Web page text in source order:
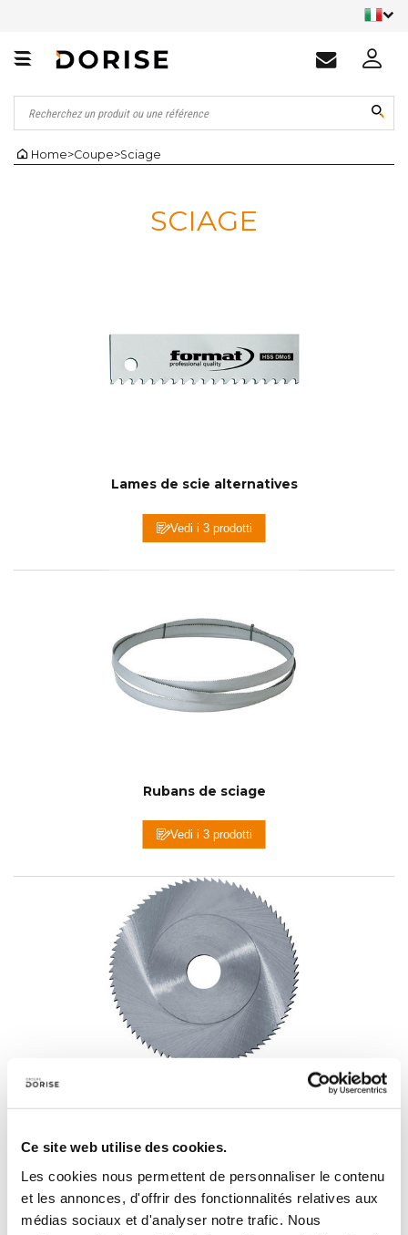
Ce site web utilise des cookies.
Les cookies nous permettent de personnaliser le contenu
et les annonces, d'offrir des fonctionnalités relatives aux
médias sociaux et d'analyser notre trafic. Nous
Home>Coupe>Sciage
SCIAGE
Lames de scie alternatives
Vedi i 3 prodotti
Rubans de sciage
Vedi i 3 prodotti
Vedi i 11 prodotti